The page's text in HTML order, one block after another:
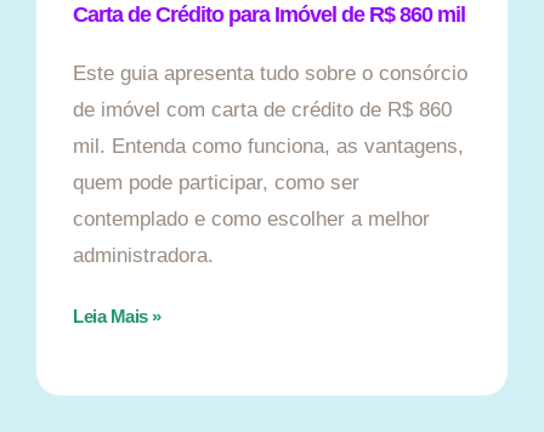
Carta de Crédito para Imóvel de R$ 860 mil
Este guia apresenta tudo sobre o consórcio
de imóvel com carta de crédito de R$ 860
mil. Entenda como funciona, as vantagens,
quem pode participar, como ser
contemplado e como escolher a melhor
administradora.
Leia Mais »